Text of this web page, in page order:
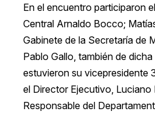
En el encuentro participaron
Central Arnaldo Bocco;
Gabinete de la Secretaría de
Pablo Gallo, también de
estuvieron su vicepresidente
el Director Ejecutivo, Luciano
Responsable del